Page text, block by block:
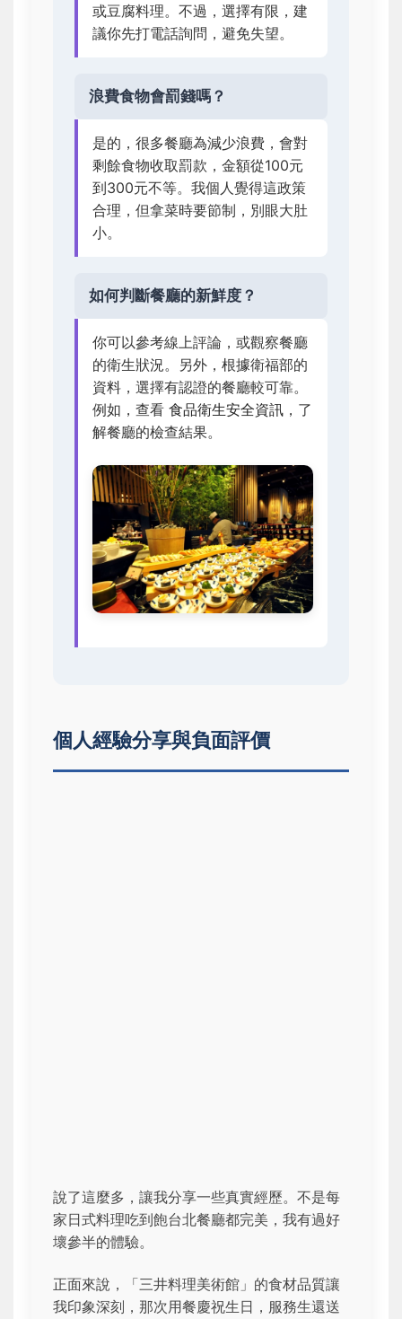
或豆腐料理。不過，選擇有限，建
議你先打電話詢問，避免失望。
浪費食物會罰錢嗎？
是的，很多餐廳為減少浪費，會對
剩餘食物收取罰款，金額從100元
到300元不等。我個人覺得這政策
合理，但拿菜時要節制，別眼大肚
小。
如何判斷餐廳的新鮮度？
你可以參考線上評論，或觀察餐廳
的衛生狀況。另外，根據衛福部的
資料，選擇有認證的餐廳較可靠。
例如，查看 食品衛生安全資訊 ，了
解餐廳的檢查結果。
個人經驗分享與負面評價
說了這麼多，讓我分享一些真實經歷。不是每
家日式料理吃到飽台北餐廳都完美，我有過好
壞參半的體驗。
正面來說，「三井料理美術館」的食材品質讓
我印象深刻，那次用餐慶祝生日，服務生還送